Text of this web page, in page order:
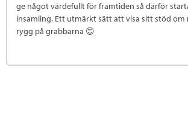
ge något värdefullt för framtiden så därför
insamling. Ett utmärkt sätt att visa sitt stöd om
rygg på grabbarna 😊